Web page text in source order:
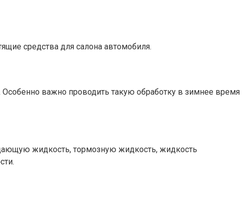
средства для салона автомобиля.
важно проводить такую обработку в зимнее время
жидкость, тормозную жидкость, жидкость